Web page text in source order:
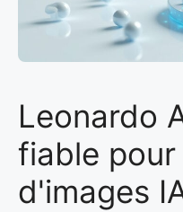
Leonardo
fiable
d'images